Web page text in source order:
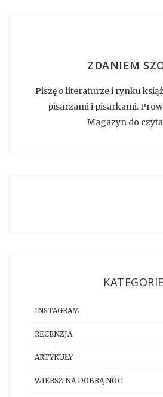
ZDANIEM
Piszę o literaturze i rynku
pisarzami i pisarkami.
Magazyn do
KATEGORIE
INSTAGRAM
RECENZJA
ARTYKUŁY
WIERSZ NA DOBRĄ NOC